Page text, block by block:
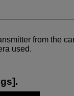
from the
used.
].